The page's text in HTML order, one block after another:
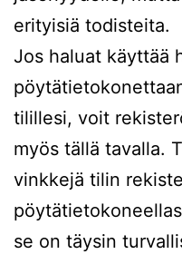
erityisiä todisteita.
Jos haluat käyttää
tilillesi, voit
myös tällä tavalla.
vinkkejä tilin
se on täysin